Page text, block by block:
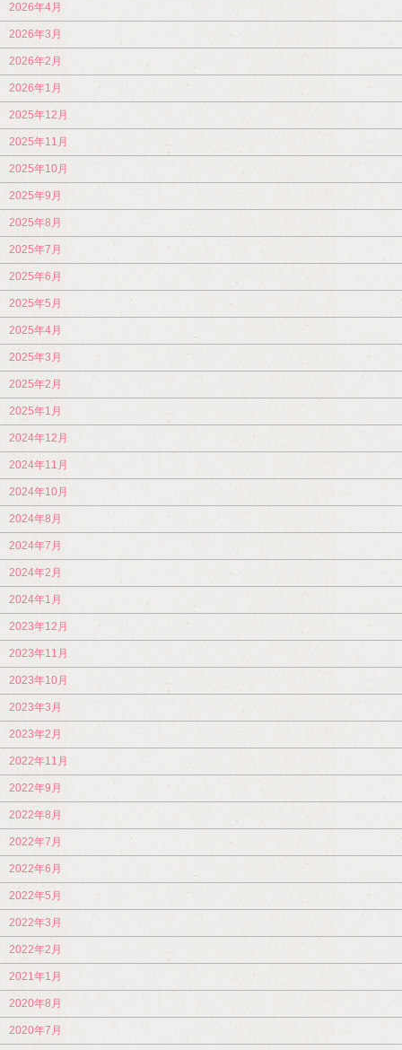
2026年4月
2026年3月
2026年2月
2026年1月
2025年12月
2025年11月
2025年10月
2025年9月
2025年8月
2025年7月
2025年6月
2025年5月
2025年4月
2025年3月
2025年2月
2025年1月
2024年12月
2024年11月
2024年10月
2024年8月
2024年7月
2024年2月
2024年1月
2023年12月
2023年11月
2023年10月
2023年3月
2023年2月
2022年11月
2022年9月
2022年8月
2022年7月
2022年6月
2022年5月
2022年3月
2022年2月
2021年1月
2020年8月
2020年7月